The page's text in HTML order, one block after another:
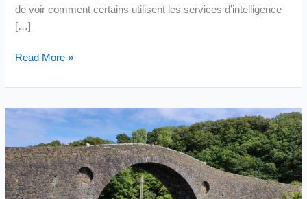
de voir comment certains utilisent les services d’intelligence
[…]
Viser
le
court
terme?
opportunité
amenée
par
Read More »